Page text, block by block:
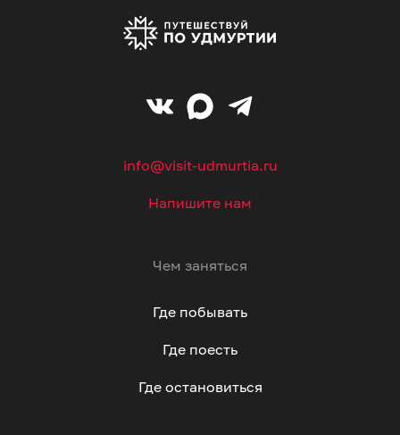
info@visit-udmurtia.ru
Напишите нам
Чем заняться
Где побывать
Где поесть
Где остановиться